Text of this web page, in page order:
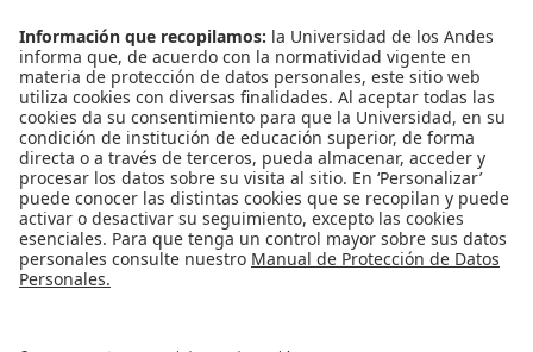
Semestre: 2015-1
Este curso estará dedicado a la literatura de Portugal, la
cual vivió una época de esplendor renacentista que, en
parte, coincide con la época de las grandes navegaciones
marítimas (que afianzaron el sentimiento de la saudade), y
luego un nuevo período de esplendor en los siglos pasados,
los siglos de Antero de Quental, Eça de Queirós, Fernando
Pessoa, Jorge de Sena, Eduardo Lourenço y José Saramago.